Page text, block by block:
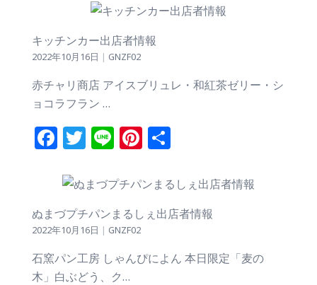
キッチンカー出店者情報
2022年10月16日 | GNZF02
赤チャリ商店 アイスブリュレ・和紅茶ゼリー・シ
ョコラフラン …
Facebook
Twitter
LinePinterest
ぬまづプチパンまるしぇ出店者情報
2022年10月16日 | GNZF02
石窯パン工房 しゃんぴによん 本日限定「麦の
木」白ぶどう、ク…